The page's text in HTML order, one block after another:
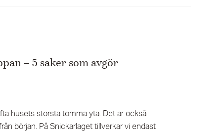
– 5 saker som avgör
husets största tomma yta. Det är också
början. På Snickarlaget tillverkar vi endast